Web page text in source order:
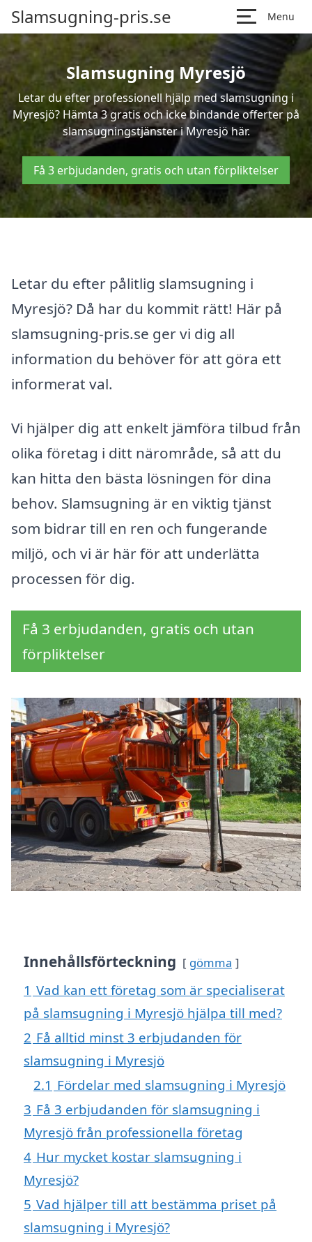
Slamsugning-pris.se Menu
Slamsugning Myresjö
Letar du efter professionell hjälp med slamsugning i
Myresjö? Hämta 3 gratis och icke bindande offerter på
slamsugningstjänster i Myresjö här.
Få 3 erbjudanden, gratis och utan förpliktelser
Letar du efter pålitlig slamsugning i
Myresjö? Då har du kommit rätt! Här på
slamsugning-pris.se ger vi dig all
information du behöver för att göra ett
informerat val.
Vi hjälper dig att enkelt jämföra tilbud från
olika företag i ditt närområde, så att du
kan hitta den bästa lösningen för dina
behov. Slamsugning är en viktig tjänst
som bidrar till en ren och fungerande
miljö, och vi är här för att underlätta
processen för dig.
Få 3 erbjudanden, gratis och utan
förpliktelser
Innehållsförteckning gömma
1 Vad kan ett företag som är specialiserat
på slamsugning i Myresjö hjälpa till med?
2 Få alltid minst 3 erbjudanden för
slamsugning i Myresjö
2.1 Fördelar med slamsugning i Myresjö
3 Få 3 erbjudanden för slamsugning i
Myresjö från professionella företag
4 Hur mycket kostar slamsugning i
Myresjö?
5 Vad hjälper till att bestämma priset på
slamsugning i Myresjö?